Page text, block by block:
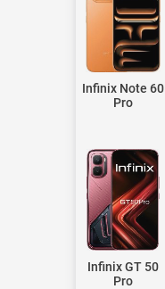
Infinix Note 60
Pro
Infinix GT 50
Pro